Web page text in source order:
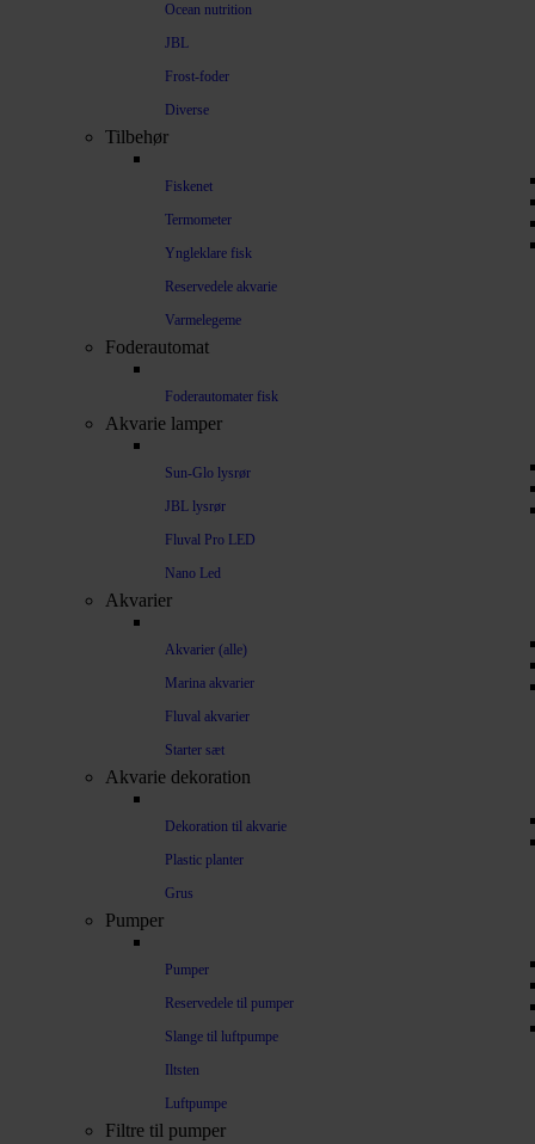
Ocean nutrition
JBL
Frost-foder
Diverse
Tilbehør
Fiskenet
Termometer
Yngleklare fisk
Reservedele akvarie
Varmelegeme
Foderautomat
Foderautomater fisk
Akvarie lamper
Sun-Glo lysrør
JBL lysrør
Fluval Pro LED
Nano Led
Akvarier
Akvarier (alle)
Marina akvarier
Fluval akvarier
Starter sæt
Akvarie dekoration
Dekoration til akvarie
Plastic planter
Grus
Pumper
Pumper
Reservedele til pumper
Slange til luftpumpe
Iltsten
Luftpumpe
Filtre til pumper